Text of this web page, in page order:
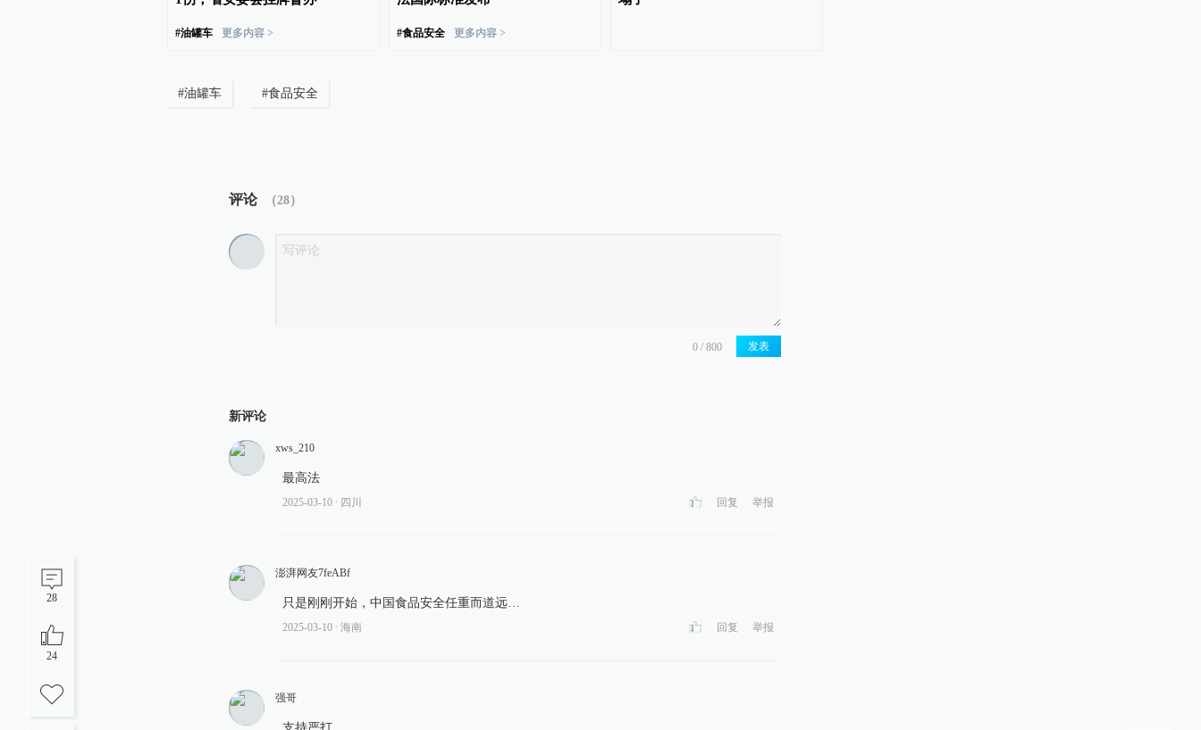
28
24
#油罐车 更多内容 > #食品安全 更多内容 >
#油罐车 #食品安全
评论 （28）
发表
新评论
xws_210
最高法
2025-03-10 ∙ 四川 回复 举报
澎湃网友7feABf
只是刚刚开始，中国食品安全任重而道远…
2025-03-10 ∙ 海南 回复 举报
强哥